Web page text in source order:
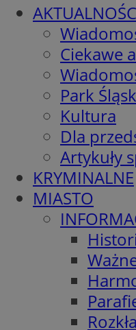
Ciekawe
Park
Kultura
Dla
Artykuły
KRYMINALNE
MIASTO